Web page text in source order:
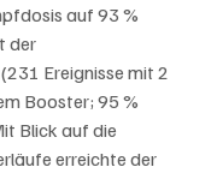
auf 93 %
der
Ereignisse mit 2
Booster; 95 %
Blick auf die
erreichte der